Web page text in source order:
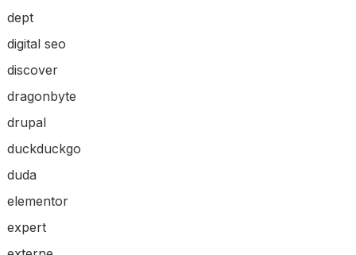
dept
digital seo
discover
dragonbyte
drupal
duckduckgo
duda
elementor
expert